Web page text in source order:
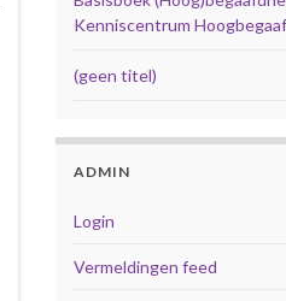
Kenniscentrum
(geen titel)
ADMIN
Login
Vermeldingen feed